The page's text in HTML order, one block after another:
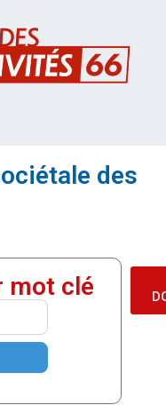
des
mot clé